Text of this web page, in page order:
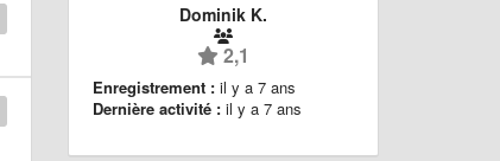
Dominik K.
2,1
Enregistrement : il y a 7 ans
Dernière activité : il y a 7 ans